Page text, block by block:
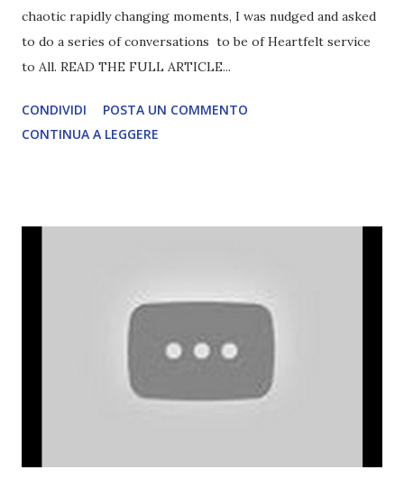
chaotic rapidly changing moments, I was nudged and asked
to do a series of conversations to be of Heartfelt service
to All. READ THE FULL ARTICLE...
CONDIVIDI
POSTA UN COMMENTO
CONTINUA A LEGGERE